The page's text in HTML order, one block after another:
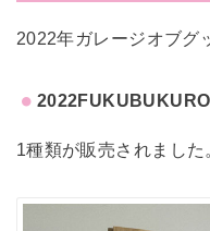
2022年ガレージオブグ
2022FUKUBUKURO
1種類が販売されました